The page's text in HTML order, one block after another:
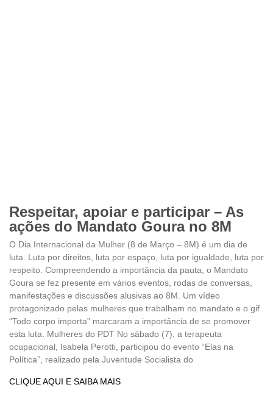
Respeitar, apoiar e participar – As
ações do Mandato Goura no 8M
O Dia Internacional da Mulher (8 de Março – 8M) é um dia de
luta. Luta por direitos, luta por espaço, luta por igualdade, luta por
respeito. Compreendendo a importância da pauta, o Mandato
Goura se fez presente em vários eventos, rodas de conversas,
manifestações e discussões alusivas ao 8M. Um vídeo
protagonizado pelas mulheres que trabalham no mandato e o gif
“Todo corpo importa” marcaram a importância de se promover
esta luta. Mulheres do PDT No sábado (7), a terapeuta
ocupacional, Isabela Perotti, participou do evento “Elas na
Política”, realizado pela Juventude Socialista do
CLIQUE AQUI E SAIBA MAIS